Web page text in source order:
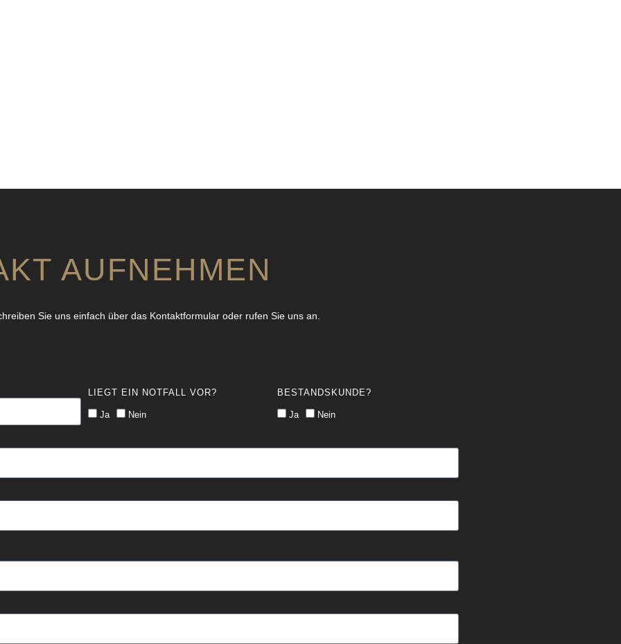
AUFNEHMEN
Sie uns einfach über das Kontaktformular oder rufen Sie uns an.
LIEGT EIN NOTFALL VOR?
Ja Nein
BESTANDSKUNDE?
Ja Nein